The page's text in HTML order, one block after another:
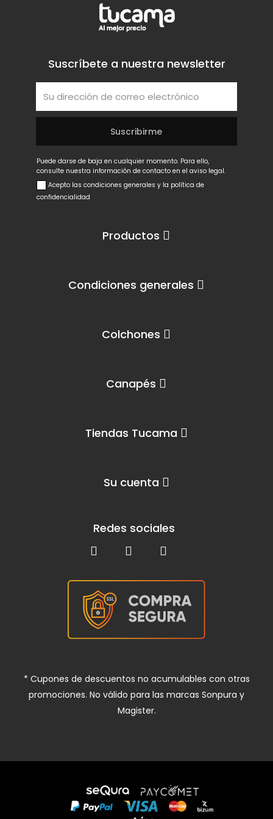
Productos
Condiciones generales
Colchones
Canapés
Tiendas Tucama
Su cuenta
Suscríbete a nuestra newsletter
Puede darse de baja en cualquier momento. Para ello,
consulte nuestra información de contacto en el aviso legal.
Acepto las condiciones generales y la política de
confidencialidad
Redes sociales
* Cupones de descuentos no acumulables con otras
promociones. No válido para las marcas Sonpura y
Magister.